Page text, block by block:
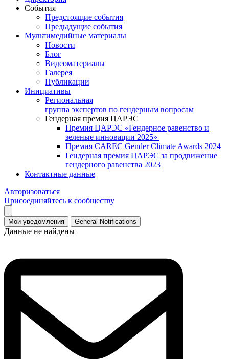
События
Предстоящие события
Предыдущие события
Мультимедийные материалы
Новости
Блог
Видеоматериалы
Галерея
Публикации
Инициативы
Региональная
группа экспертов по гендерным вопросам
Гендерная премия ЦАРЭС
Премия ЦАРЭС «Гендерное равенство и
зеленые инновации 2025»
Премия CAREC Gender Climate Awards 2024
Гендерная премия ЦАРЭС за продвижение
гендерного равенства 2023
Контактные данные
Авторизоваться
Присоединяйтесь к сообществу
Мои уведомления General Notifications
Данные не найдены